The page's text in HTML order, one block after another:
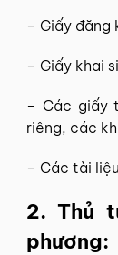
– Giấy đăng
– Giấy khai
– Các giấy
riêng, các
– Các tài
2. Thủ
phương: